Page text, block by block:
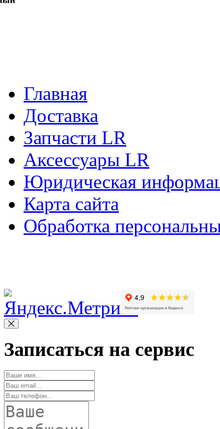
Главная
Доставка
Запчасти LR
Аксессуары LR
Юридическая
Карта сайта
Обработка
Записаться на сервис